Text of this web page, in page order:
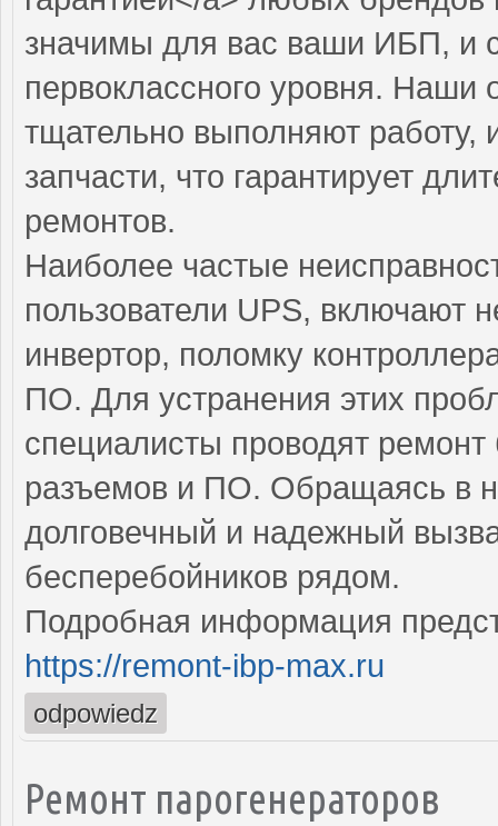
значимы для вас ваши ИБП, и
первоклассного уровня. Наши
тщательно выполняют работу,
запчасти, что гарантирует
ремонтов.
Наиболее частые
пользователи UPS, включают
инвертор, поломку
ПО. Для устранения этих
специалисты проводят ремонт
разъемов и ПО. Обращаясь в
долговечный и надежный
бесперебойников рядом.
Подробная информация
https://remont-ibp-max.ru
odpowiedz
Ремонт парогенераторов